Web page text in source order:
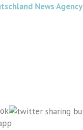
News Agency